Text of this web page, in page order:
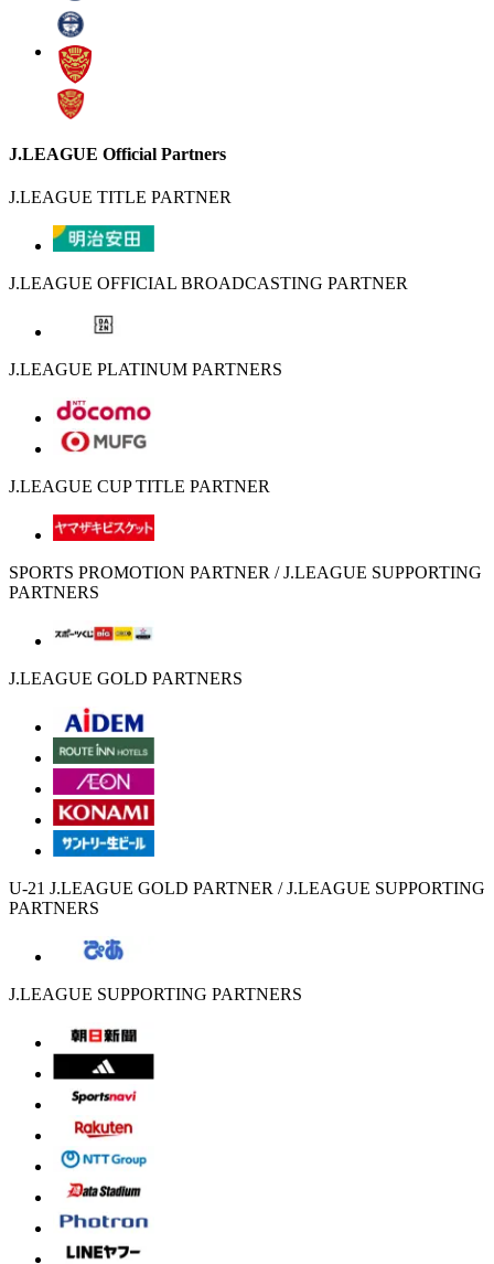
J.LEAGUE Official Partners
J.LEAGUE TITLE PARTNER
J.LEAGUE OFFICIAL BROADCASTING PARTNER
J.LEAGUE PLATINUM PARTNERS
J.LEAGUE CUP TITLE PARTNER
SPORTS PROMOTION PARTNER / J.LEAGUE SUPPORTING
PARTNERS
J.LEAGUE GOLD PARTNERS
U-21 J.LEAGUE GOLD PARTNER / J.LEAGUE SUPPORTING
PARTNERS
J.LEAGUE SUPPORTING PARTNERS